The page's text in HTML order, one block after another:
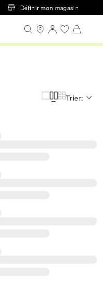
Définir mon magasin
Trier: